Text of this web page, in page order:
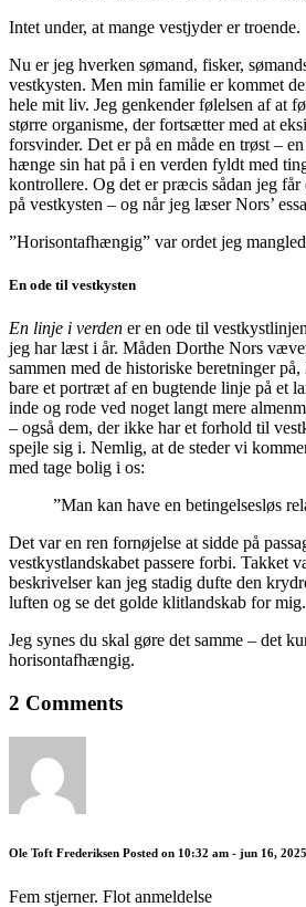
Intet under, at mange vestjyder er troende.
Nu er jeg hverken sømand, fisker,
vestkysten. Men min familie er kommet
hele mit liv. Jeg genkender følelsen af at
større organisme, der fortsætter med at
forsvinder. Det er på en måde en trøst –
hænge sin hat på i en verden fyldt med
kontrollere. Og det er præcis sådan jeg
på vestkysten – og når jeg læser Nors’
”Horisontafhængig” var ordet jeg
En ode til vestkysten
En linje i verden er en ode til
jeg har læst i år. Måden Dorthe Nors
sammen med de historiske beretninger
bare et portræt af en bugtende linje på et
inde og rode ved noget langt mere
– også dem, der ikke har et forhold til
spejle sig i. Nemlig, at de steder vi
med tage bolig i os:
”Man kan have en betingelsesløs
Det var en ren fornøjelse at sidde på
vestkystlandskabet passere forbi. Takket
beskrivelser kan jeg stadig dufte den
luften og se det golde klitlandskab for mig.
Jeg synes du skal gøre det samme – det
horisontafhængig.
2 Comments
Ole Toft Frederiksen Posted on 10:32 am - jun 16, 2025
Fem stjerner. Flot anmeldelse